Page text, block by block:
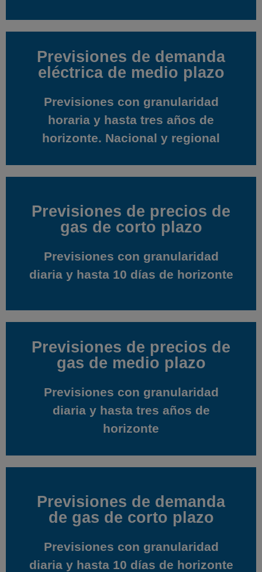
Previsiones de demanda
eléctrica de medio plazo
Previsiones con granularidad
horaria y hasta tres años de
horizonte. Nacional y regional
Previsiones de demanda
eléctrica de medio plazo
Previsiones con granularidad
horaria y hasta tres años de
horizonte. Nacional y regional
Previsiones de precios de
gas de corto plazo
Previsiones con granularidad
diaria y hasta 10 días de horizonte
Previsiones de precios de
gas de corto plazo
Previsiones con granularidad
diaria y hasta 10 días de horizonte
Previsiones de precios de
gas de medio plazo
Previsiones con granularidad
diaria y hasta tres años de
horizonte
Previsiones de precios de
gas de medio plazo
Previsiones con granularidad
diaria y hasta tres años de
horizonte
Previsiones de demanda
de gas de corto plazo
Previsiones con granularidad
diaria y hasta 10 días de horizonte
Previsiones de demanda
de gas de corto plazo
Previsiones con granularidad
diaria y hasta 10 días de horizonte